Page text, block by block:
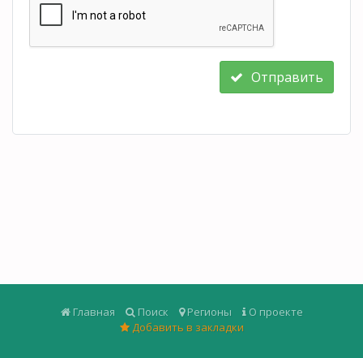
Отправить
Главная Поиск Регионы
О проекте
Добавить в закладки